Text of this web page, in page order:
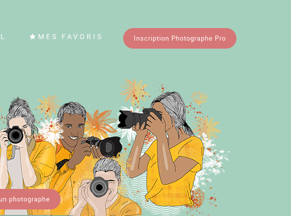
MES FAVORIS Inscription Photographe Pro
photographe